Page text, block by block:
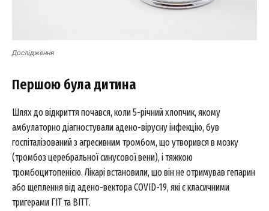
Дослідження
Першою була дитина
Шлях до відкриття почався, коли 5-річний хлопчик, якому
амбулаторно діагностували адено-вірусну інфекцію, був
госпіталізований з агресивним тромбом, що утворився в мозку
(тромбоз церебральної синусової вени), і тяжкою
тромбоцитопенією. Лікарі встановили, що він не отримував гепарин
або щеплення від адено-вектора COVID-19, які є класичними
тригерами ГІТ та ВІТТ.